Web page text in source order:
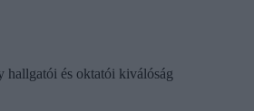
hallgatói és oktatói kiválóság